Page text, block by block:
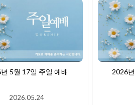
2026년 5월 17일 주일 예배
2026.05.24